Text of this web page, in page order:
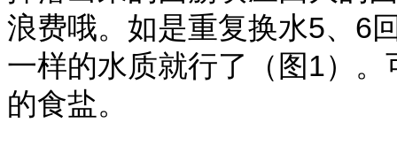
浪费哦。如是重复换水5、6
一样的水质就行了（图1）
的食盐。